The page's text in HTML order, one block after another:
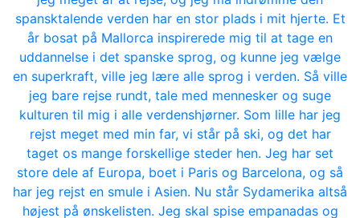
spansktalende verden har en stor plads i mit hjerte. Et
år bosat på Mallorca inspirerede mig til at tage en
uddannelse i det spanske sprog, og kunne jeg vælge
en superkraft, ville jeg lære alle sprog i verden. Så ville
jeg bare rejse rundt, tale med mennesker og suge
kulturen til mig i alle verdenshjørner. Som lille har jeg
rejst meget med min far, vi står på ski, og det har
taget os mange forskellige steder hen. Jeg har set
store dele af Europa, boet i Paris og Barcelona, og så
har jeg rejst en smule i Asien. Nu står Sydamerika altså
højest på ønskelisten. Jeg skal spise empanadas og